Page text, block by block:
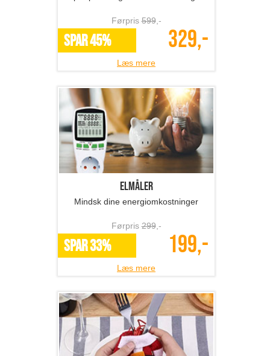
Elmåler
Mindsk dine energiomkostninger
Førpris299,-
SPAR 33% 199,-
Læs mere
Bestikholdere - jul
Spred skøn julehygge derhjemme!